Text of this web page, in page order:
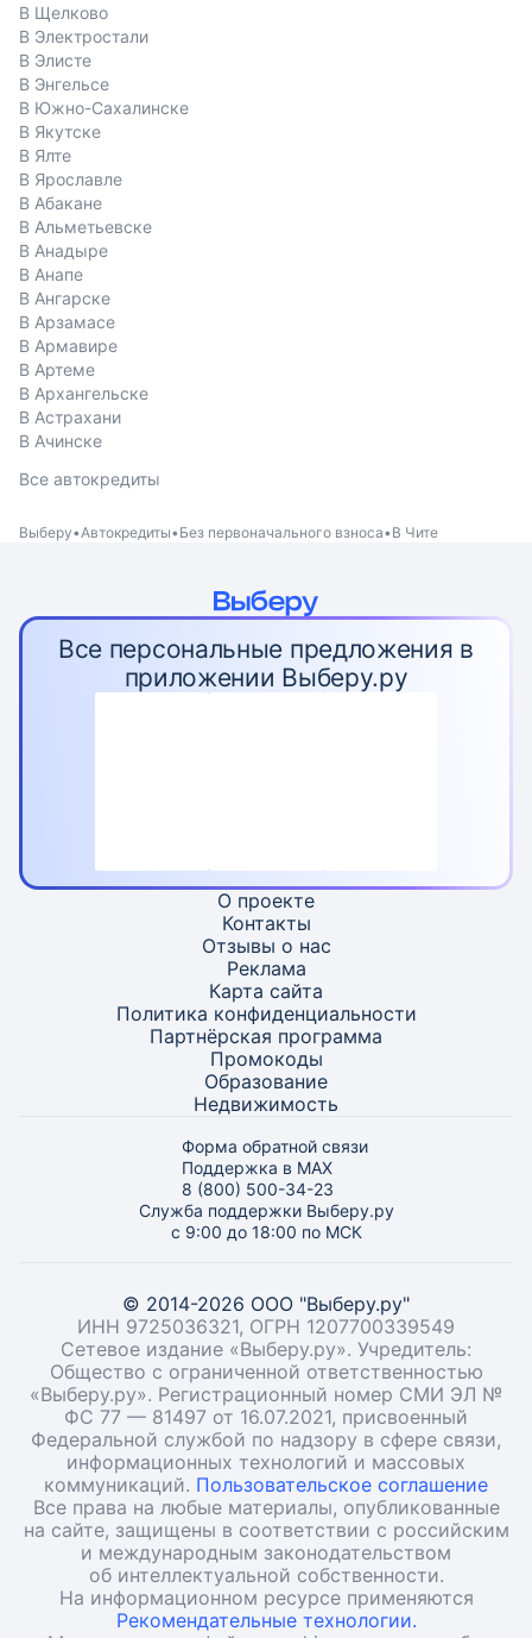
В Щелково
В Электростали
В Элисте
В Энгельсе
В Южно-Сахалинске
В Якутске
В Ялте
В Ярославле
В Абакане
В Альметьевске
В Анадыре
В Анапе
В Ангарске
В Арзамасе
В Армавире
В Артеме
В Архангельске
В Астрахани
В Ачинске
Все автокредиты
Выберу Автокредиты Без первоначального взноса В Чите
Все персональные предложения в
приложении Выберу.ру
О проекте
Контакты
Отзывы о нас
Реклама
Карта сайта
Политика конфиденциальности
Партнёрская программа
Промокоды
Образование
Недвижимость
Форма обратной связи
Поддержка в MAX
8 (800) 500-34-23
Служба поддержки Выберу.ру
с 9:00 до 18:00 по МСК
© 2014-2026 ООО "Выберу.ру"
ИНН 9725036321, ОГРН 1207700339549
Сетевое издание «Выберу.ру». Учредитель:
Общество с ограниченной ответственностью
«Выберу.ру». Регистрационный номер СМИ ЭЛ №
ФС 77 — 81497 от 16.07.2021, присвоенный
Федеральной службой по надзору в сфере связи,
информационных технологий и массовых
коммуникаций. Пользовательское соглашение
Все права на любые материалы, опубликованные
на сайте, защищены в соответствии с российским
и международным законодательством
об интеллектуальной собственности.
На информационном ресурсе применяются
Рекомендательные технологии.